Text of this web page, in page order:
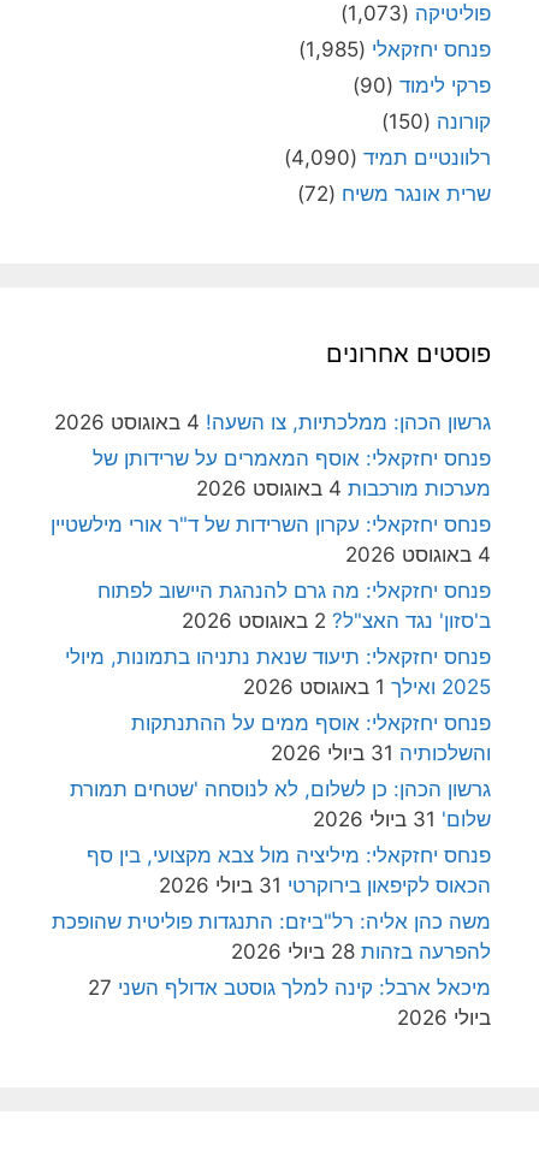
פוליטיקה (1,073)
פנחס יחזקאלי (1,985)
פרקי לימוד (90)
קורונה (150)
רלוונטיים תמיד (4,090)
שרית אונגר משיח (72)
פוסטים אחרונים
גרשון הכהן: ממלכתיות, צו השעה! 4 באוגוסט 2026
פנחס יחזקאלי: אוסף המאמרים על שרידותן של
מערכות מורכבות 4 באוגוסט 2026
פנחס יחזקאלי: עקרון השרידות של ד"ר אורי מילשטיין
4 באוגוסט 2026
פנחס יחזקאלי: מה גרם להנהגת היישוב לפתוח
ב'סזון' נגד האצ"ל? 2 באוגוסט 2026
פנחס יחזקאלי: תיעוד שנאת נתניהו בתמונות, מיולי
2025 ואילך
1 באוגוסט 2026
פנחס יחזקאלי: אוסף ממים על ההתנתקות
והשלכותיה 31 ביולי 2026
גרשון הכהן: כן לשלום, לא לנוסחה 'שטחים תמורת
שלום' 31 ביולי 2026
פנחס יחזקאלי: מיליציה מול צבא מקצועי, בין סף
הכאוס לקיפאון בירוקרטי 31 ביולי 2026
משה כהן אליה: רל"ביזם: התנגדות פוליטית שהופכת
להפרעה בזהות 28 ביולי 2026
מיכאל ארבל: קינה למלך גוסטב אדולף השני 27
ביולי 2026